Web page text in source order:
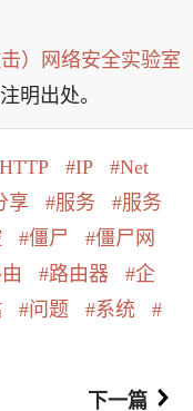
）网络安全实验室
明出处。
HTTP IP
Net
享 服务
服务
僵尸
僵尸网
路由器
企
问题
系统
下一篇